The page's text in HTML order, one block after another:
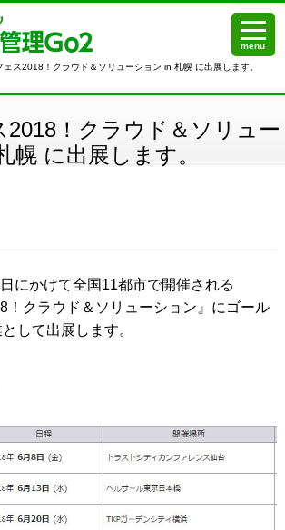
menu
ェス2018！クラウド＆ソリューション in 札幌 に出展します。
2018！クラウド＆ソリュー
幌 に出展します。
にかけて全国11都市で開催される
！クラウド＆ソリューション』にゴール
して出展します。